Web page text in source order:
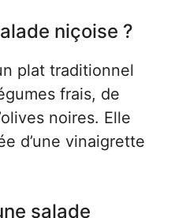
niçoise ?
plat traditionnel
frais, de
noires. Elle
d’une vinaigrette
salade